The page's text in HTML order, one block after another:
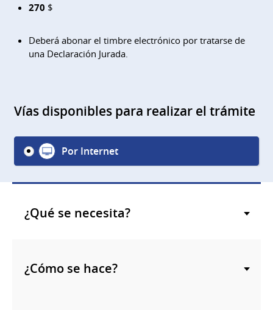
270 $
Deberá abonar el timbre electrónico por tratarse de
una Declaración Jurada.
Vías disponibles para realizar el trámite
Por Internet
¿Qué se necesita?
¿Cómo se hace?